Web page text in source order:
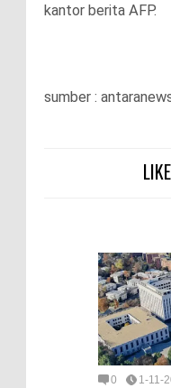
kantor berita AFP.
sumber :
0 1-11-